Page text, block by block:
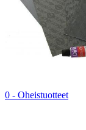
0 - Oheistuotteet